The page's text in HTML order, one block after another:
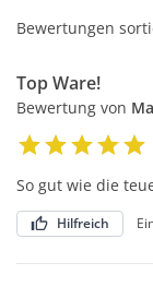
Bewertungen
Top Ware!
Bewertung von
So gut wie die
Hilfreich